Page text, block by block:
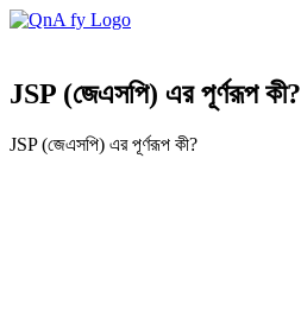
JSP (জেএসপি) এর পূর্ণরূপ কী?
JSP (জেএসপি) এর পূর্ণরূপ কী?